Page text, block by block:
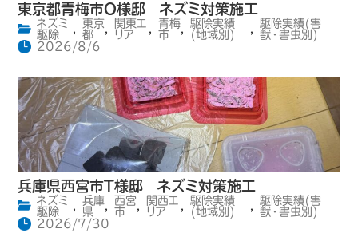
東京都青梅市O様邸 ネズミ対策施工
ネズミ
駆除
,
東京
都
,
関東エ
リア
,
青梅
市
,
駆除実績
(地域別)
,
駆除実績(害
獣・害虫別)
2026/8/6
兵庫県西宮市T様邸 ネズミ対策施工
ネズミ
駆除
兵庫
県
,
西宮
市
関西エ
リア
駆除実績
(地域別)
駆除実績(害
獣・害虫別)
2026/7/30